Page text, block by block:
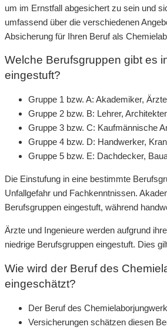
um im Ernstfall abgesichert zu sein und
umfassend über die verschiedenen
Absicherung für Ihren Beruf als
Welche Berufsgruppen gibt es
eingestuft?
Gruppe 1 bzw. A: Akademiker,
Gruppe 2 bzw. B: Lehrer,
Gruppe 3 bzw. C: Kaufmännische
Gruppe 4 bzw. D: Handwerker,
Gruppe 5 bzw. E: Dachdecker,
Die Einstufung in eine bestimmte
Unfallgefahr und Fachkenntnissen.
Berufsgruppen eingestuft, während
Ärzte und Ingenieure werden aufgrund
niedrige Berufsgruppen eingestuft. Dies
Wie wird der Beruf des
eingeschätzt?
Der Beruf des
Versicherungen schätzen diesen